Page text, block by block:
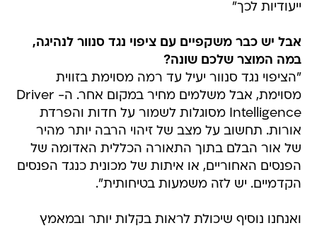
ייעודיות לכך"
אבל יש כבר משקפיים עם ציפוי נגד סנוור לנהיגה,
במה המוצר שלכם שונה?
"הציפוי נגד סנוור יעיל עד רמה מסוימת בזווית
מסוימת, אבל משלמים מחיר במקום אחר. ה- Driver
Intelligence מסוגלות לשמור על חדות והפרדת
אורות. תחשוב על מצב של זיהוי הרבה יותר מהיר
של אור הבלם בתוך התאורה הכללית האדומה של
הפנסים האחוריים, או איתות של מכונית כנגד הפנסים
הקדמיים. יש לזה משמעות בטיחותית".
ואנחנו נוסיף שיכולת לראות בקלות יותר ובמאמץ